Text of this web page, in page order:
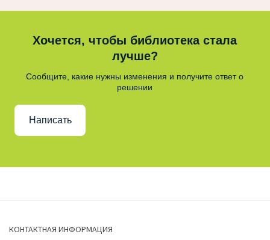
Хочется, чтобы библиотека стала
лучше?
Сообщите, какие нужны изменения и получите ответ о
решении
Написать
КОНТАКТНАЯ ИНФОРМАЦИЯ